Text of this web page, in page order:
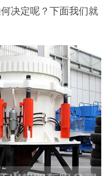
决定呢？下面我们就